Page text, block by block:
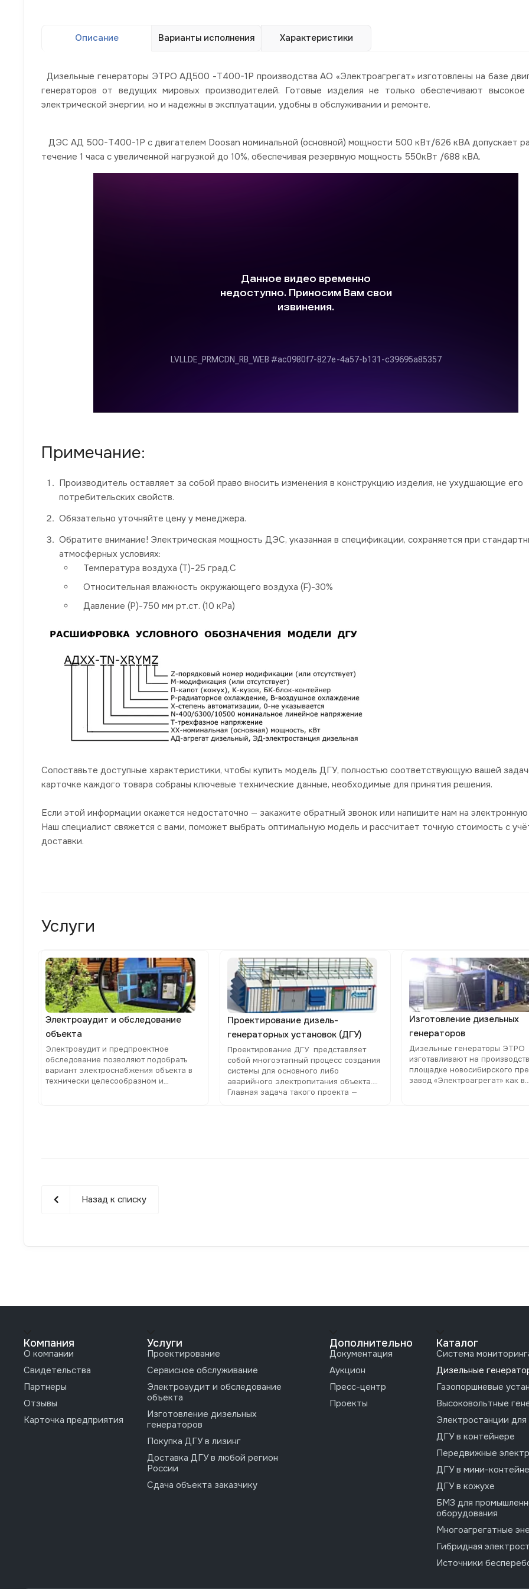
Описание Варианты исполнения Характеристики
Дизельные генераторы ЭТРО АД500 -Т400-1Р производства АО «Электроагрегат» изготовлены на базе
генераторов от ведущих мировых производителей. Готовые изделия не только обеспечивают высокое
электрической энергии, но и надежны в эксплуатации, удобны в обслуживании и ремонте.
ДЭС АД 500-Т400-1Р с двигателем Doosan номинальной (основной) мощности 500 кВт/626 кВА допускает
течение 1 часа с увеличенной нагрузкой до 10%, обеспечивая резервную мощность 550кВт /688 кВА.
Примечание:
Производитель оставляет за собой право вносить изменения в конструкцию изделия, не ухудшающие его
потребительских свойств.
Обязательно уточняйте цену у менеджера.
Обратите внимание! Электрическая мощность ДЭС, указанная в спецификации, сохраняется при
атмосферных условиях:
Температура воздуха (Т)-25 град.С
Относительная влажность окружающего воздуха (F)-30%
Давление (P)-750 мм рт.ст. (10 кРа)
Сопоставьте доступные характеристики, чтобы купить модель ДГУ, полностью соответствующую вашей
карточке каждого товара собраны ключевые технические данные, необходимые для принятия решения.
Если этой информации окажется недостаточно — закажите обратный звонок или напишите нам на электронную
Наш специалист свяжется с вами, поможет выбрать оптимальную модель и рассчитает точную стоимость с
доставки.
Услуги
Электроаудит и обследование
объекта
Электроаудит и предпроектное
обследование позволяют подобрать
вариант электроснабжения объекта в
технически целесообразном и
Проектирование дизель-
генераторных установок (ДГУ)
Проектирование ДГУ представляет
собой многоэтапный процесс создания
системы для основного либо
аварийного электропитания объекта.
Главная задача такого проекта —
Изготовление дизельных
генераторов
Дизельные генераторы ЭТРО
изготавливают на
площадке новосибирского
завод «Электроагрегат» как в
Назад к списку
Компания
О компании
Свидетельства
Партнеры
Отзывы
Карточка предприятия
Услуги
Проектирование
Сервисное обслуживание
Электроаудит и обследование
объекта
Изготовление дизельных
генераторов
Покупка ДГУ в лизинг
Доставка ДГУ в любой регион
России
Сдача объекта заказчику
Дополнительно
Документация
Аукцион
Пресс-центр
Проекты
Каталог
Система
Дизельные
Газопоршневые
Высоковольтные
Электростанции
ДГУ в контейнере
Передвижные
ДГУ в мини-
ДГУ в кожухе
БМЗ для
оборудования
Многоагрегатные
Гибридная
Источники